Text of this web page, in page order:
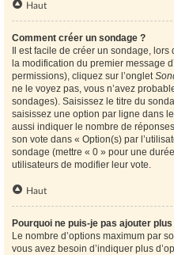
Haut
Comment créer un sondage ?
Il est facile de créer un sondage,
la modification du premier message
permissions), cliquez sur l’onglet
ne le voyez pas, vous n’avez
sondages). Saisissez le titre du
saisissez une option par ligne dans
aussi indiquer le nombre de
son vote dans « Option(s) par
sondage (mettre « 0 » pour une
utilisateurs de modifier leur vote.
Haut
Pourquoi ne puis-je pas ajouter
Le nombre d’options maximum par
vous avez besoin d’indiquer plus